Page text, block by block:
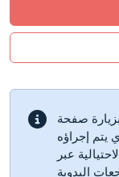
Shopware
يتم إجراؤه
عبر